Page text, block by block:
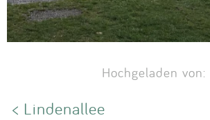
Hochgeladen von:
< Lindenallee